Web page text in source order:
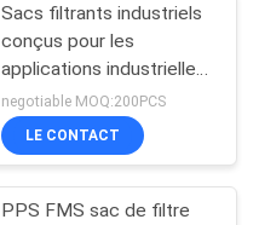
Sacs filtrants industriels
conçus pour les
applications industrielles
de filtration de l'air et des
liquides avec résistance
et options de collage
negotiable MOQ:200PCS
LE CONTACT
PPS FMS sac de filtre